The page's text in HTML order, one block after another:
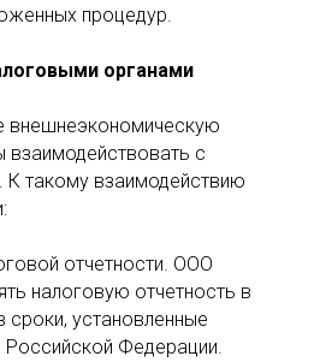
процедур.
органами
взаимодействовать с
К такому взаимодействию
отчетности. ООО
налоговую отчетность в
установленные
Российской Федерации.